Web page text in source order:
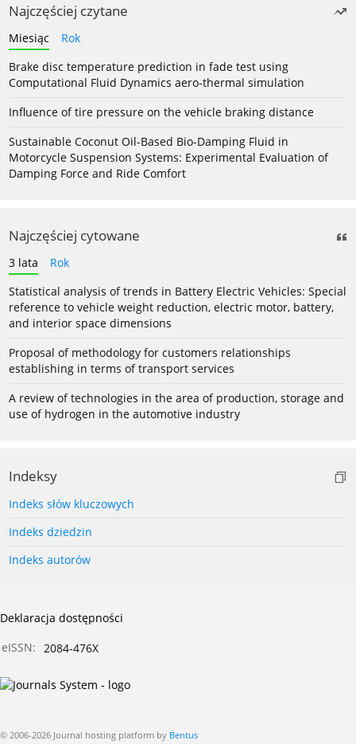
Najczęściej czytane
Miesiąc
Rok
Brake disc temperature prediction in fade test using
Computational Fluid Dynamics aero-thermal simulation
Influence of tire pressure on the vehicle braking distance
Sustainable Coconut Oil-Based Bio-Damping Fluid in
Motorcycle Suspension Systems: Experimental Evaluation of
Damping Force and Ride Comfort
Najczęściej cytowane
3 lata
Rok
Statistical analysis of trends in Battery Electric Vehicles: Special
reference to vehicle weight reduction, electric motor, battery,
and interior space dimensions
Proposal of methodology for customers relationships
establishing in terms of transport services
A review of technologies in the area of production, storage and
use of hydrogen in the automotive industry
Indeksy
Indeks słów kluczowych
Indeks dziedzin
Indeks autorów
Deklaracja dostępności
eISSN:
2084-476X
© 2006-2026 Journal hosting platform by Bentus